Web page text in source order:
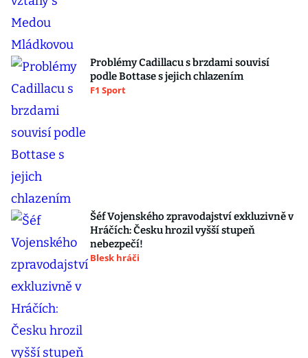
Problémy Cadillacu s brzdami souvisí
podle Bottase s jejich chlazením
F1 Sport
Šéf Vojenského zpravodajství exkluzivně v
Hráčích: Česku hrozil vyšší stupeň
nebezpečí!
Blesk hráči